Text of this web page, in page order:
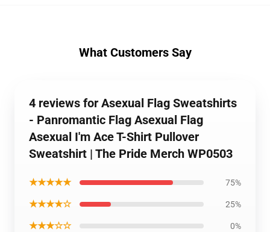
What Customers Say
4 reviews for Asexual Flag Sweatshirts
- Panromantic Flag Asexual Flag
Asexual I'm Ace T-Shirt Pullover
Sweatshirt | The Pride Merch WP0503
★★★★★ 75%
★★★★☆ 25%
★★★☆☆ 0%